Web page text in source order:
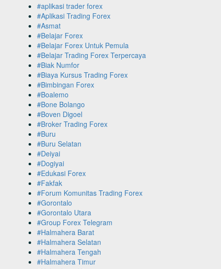
#aplikasi trader forex
#Aplikasi Trading Forex
#Asmat
#Belajar Forex
#Belajar Forex Untuk Pemula
#Belajar Trading Forex Terpercaya
#Biak Numfor
#Biaya Kursus Trading Forex
#Bimbingan Forex
#Boalemo
#Bone Bolango
#Boven Digoel
#Broker Trading Forex
#Buru
#Buru Selatan
#Deiyai
#Dogiyai
#Edukasi Forex
#Fakfak
#Forum Komunitas Trading Forex
#Gorontalo
#Gorontalo Utara
#Group Forex Telegram
#Halmahera Barat
#Halmahera Selatan
#Halmahera Tengah
#Halmahera Timur